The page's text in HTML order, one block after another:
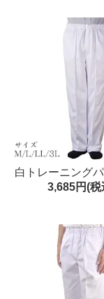
白トレーニング
グ丈 M/L/LL/3L
パンツ
3,685円(税